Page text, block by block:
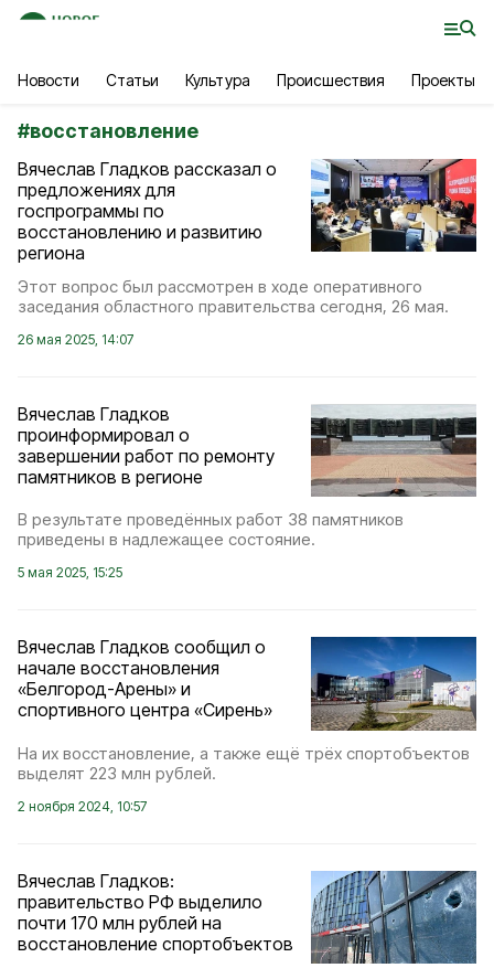
Новости Статьи Культура Происшествия Проекты
#восстановление
Вячеслав Гладков рассказал о
предложениях для
госпрограммы по
восстановлению и развитию
региона
Этот вопрос был рассмотрен в ходе оперативного
заседания областного правительства сегодня, 26 мая.
26 мая 2025, 14:07
Вячеслав Гладков
проинформировал о
завершении работ по ремонту
памятников в регионе
В результате проведённых работ 38 памятников
приведены в надлежащее состояние.
5 мая 2025, 15:25
Вячеслав Гладков сообщил о
начале восстановления
«Белгород-Арены» и
спортивного центра «Сирень»
На их восстановление, а также ещё трёх спортобъектов
выделят 223 млн рублей.
2 ноября 2024, 10:57
Вячеслав Гладков:
правительство РФ выделило
почти 170 млн рублей на
восстановление спортобъектов